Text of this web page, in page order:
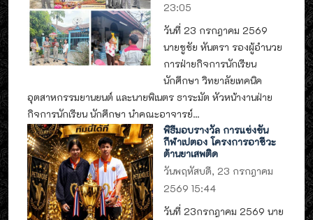
23:05
วันที่ 23 กรกฎาคม 2569
นายชูชัย หันตรา รองผู้อำนวย
การฝ่ายกิจการนักเรียน
นักศึกษา วิทยาลัยเทคนิค
อุตสาหกรรมยานยนต์ และนายพิเนตร ธาระมัต หัวหน้างานฝ่าย
กิจการนักเรียน นักศึกษา นำคณะอาจารย์...
พิธีมอบรางวัล การแข่งขัน
กีฬาเปตอง โครงการอาชีวะ
ต้านยาเสพติด
วันพฤหัสบดี, 23 กรกฎาคม
2569 15:44
วันที่ 23กรกฎาคม 2569 นาย